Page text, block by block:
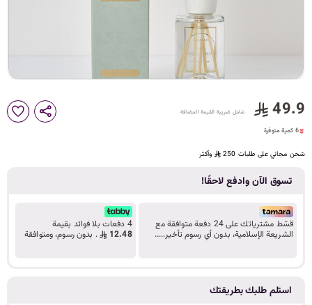
ا
49.9 شامل ضريبة القيمة المضافة
6 كمية متوفرة
6 كمية متوفرة
شحن مجاني على طلبات 250 وأكثر
تسوق الآن وادفع لاحقًا!
قسّط مشترياتك على 24 دفعة متوافقة مع
الشريعة الإسلامية، بدون أي رسوم تأخير.....
4 دفعات بلا فوائد بقيمة
12.48
. بدون رسوم، ومتوافقة
استلم طلبك بطريقتك